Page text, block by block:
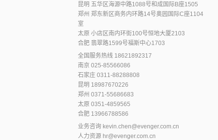
昆明 五华区海源中路1088号和成国际B座1505
郑州 郑东新区商务内环路14号奥园国际C座1104
室
太原 小店区南内环街100号恒地大厦2103
合肥 翡翠路1599号福斯中心1703
全国服务热线 18621892317
南京 025-85566086
石家庄 0311-88288808
昆明 18987670226
郑州 0371-55686683
太原 0351-4859565
合肥 13966788586
业务咨询kevin.chen@evenger.com.cn
人力资源hr@evenger.com.cn